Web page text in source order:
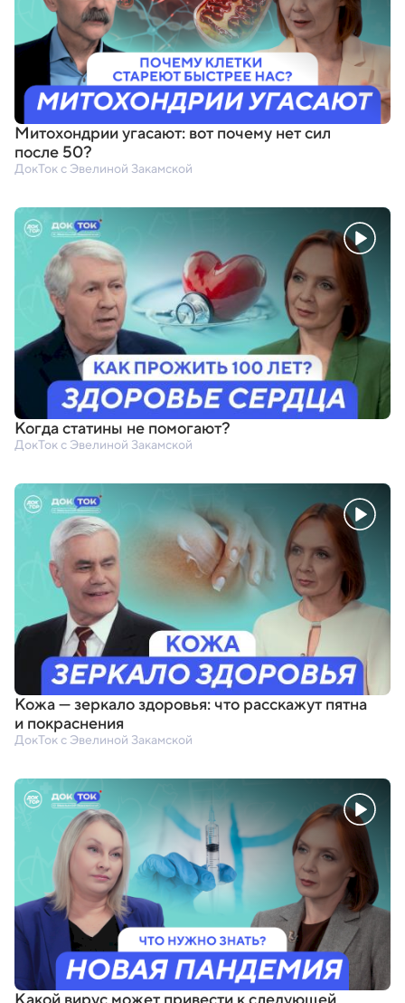
Митохондрии угасают: вот почему нет сил
после 50?
ДокТок с Эвелиной Закамской
Когда статины не помогают?
ДокТок с Эвелиной Закамской
Кожа — зеркало здоровья: что расскажут пятна
и покраснения
ДокТок с Эвелиной Закамской